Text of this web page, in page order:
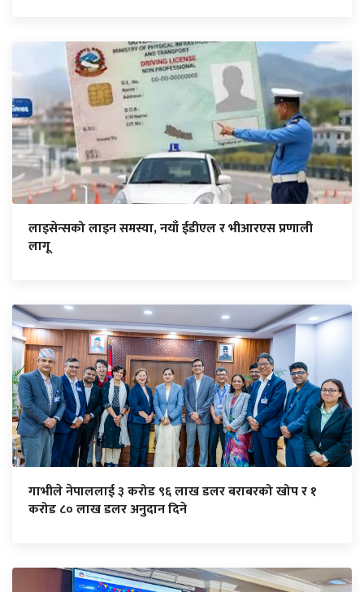
लाइसेन्सको लाइन समस्या, नयाँ ईडीएल र भीआरएस प्रणाली
लागू
गाभीले नेपाललाई ३ करोड ९६ लाख डलर बराबरको खोप र १
करोड ८० लाख डलर अनुदान दिने